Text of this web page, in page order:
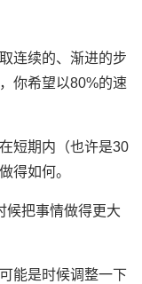
连续的、渐进的步
你希望以80%的速
短期内（也许是30
得如何。
候把事情做得更大
能是时候调整一下